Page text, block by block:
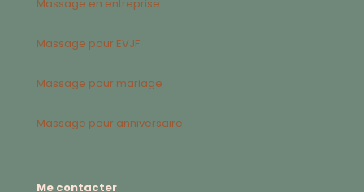
Massage en entreprise
Massage pour EVJF
Massage pour mariage
Massage pour anniversaire
Me contacter